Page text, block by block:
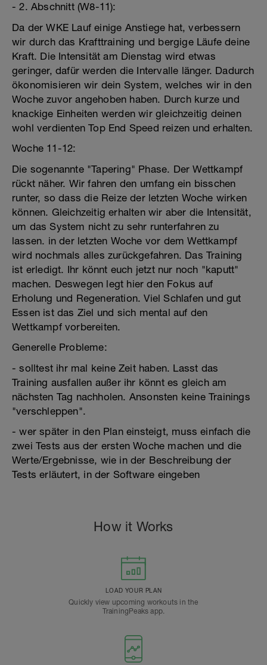
- 2. Abschnitt (W8-11):
Da der WKE Lauf einige Anstiege hat, verbessern
wir durch das Krafttraining und bergige Läufe deine
Kraft. Die Intensität am Dienstag wird etwas
geringer, dafür werden die Intervalle länger. Dadurch
ökonomisieren wir dein System, welches wir in den
Woche zuvor angehoben haben. Durch kurze und
knackige Einheiten werden wir gleichzeitig deinen
wohl verdienten Top End Speed reizen und erhalten.
Woche 11-12:
Die sogenannte "Tapering" Phase. Der Wettkampf
rückt näher. Wir fahren den umfang ein bisschen
runter, so dass die Reize der letzten Woche wirken
können. Gleichzeitig erhalten wir aber die Intensität,
um das System nicht zu sehr runterfahren zu
lassen. in der letzten Woche vor dem Wettkampf
wird nochmals alles zurückgefahren. Das Training
ist erledigt. Ihr könnt euch jetzt nur noch "kaputt"
machen. Deswegen legt hier den Fokus auf
Erholung und Regeneration. Viel Schlafen und gut
Essen ist das Ziel und sich mental auf den
Wettkampf vorbereiten.
Generelle Probleme:
- solltest ihr mal keine Zeit haben. Lasst das
Training ausfallen außer ihr könnt es gleich am
nächsten Tag nachholen. Ansonsten keine Trainings
"verschleppen".
- wer später in den Plan einsteigt, muss einfach die
zwei Tests aus der ersten Woche machen und die
Werte/Ergebnisse, wie in der Beschreibung der
Tests erläutert, in der Software eingeben
How it Works
LOAD YOUR PLAN
Quickly view upcoming workouts in the
TrainingPeaks app.